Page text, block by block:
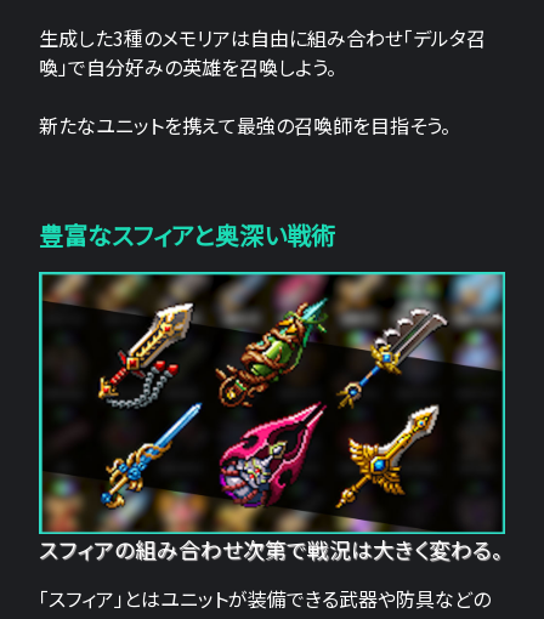
生成した3種のメモリアは自由に組み合わせ「デルタ召
喚」で自分好みの英雄を召喚しよう。
新たなユニットを携えて最強の召喚師を目指そう。
豊富なスフィアと奥深い戦術
スフィアの組み合わせ次第で戦況は大きく変わる。
「スフィア」とはユニットが装備できる武器や防具などの